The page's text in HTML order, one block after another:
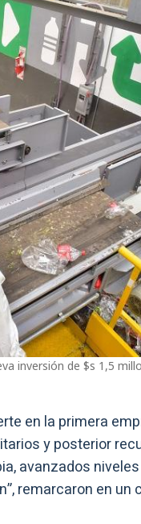
inversión de $s 1,5
en la primera
y posterior
avanzados
remarcaron en un